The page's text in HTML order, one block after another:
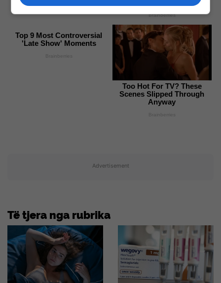
Brainberries
Brainberries
Top 9 Most Controversial
'Late Show' Moments
Brainberries
Too Hot For TV? These
Scenes Slipped Through
Anyway
Brainberries
Advertisement
Të tjera nga rubrika